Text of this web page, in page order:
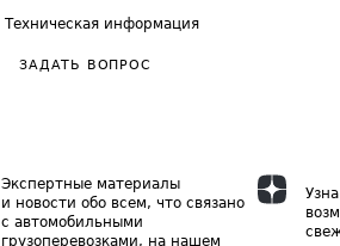
Техническая информация
ЗАДАТЬ ВОПРОС
Экспертные материалы
и новости обо всем, что связано
с автомобильными
грузоперевозками, на нашем